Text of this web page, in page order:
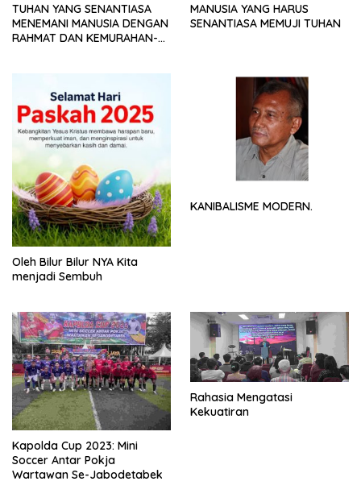
TUHAN YANG SENANTIASA
MENEMANI MANUSIA DENGAN
RAHMAT DAN KEMURAHAN-
MANUSIA YANG HARUS
SENANTIASA MEMUJI TUHAN
Oleh Bilur Bilur NYA Kita
menjadi Sembuh
KANIBALISME MODERN.
Kapolda Cup 2023: Mini
Soccer Antar Pokja
Wartawan Se-Jabodetabek
Rahasia Mengatasi
Kekuatiran